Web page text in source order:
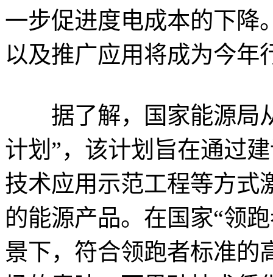
一步促进度电成本的下降
以及推广应用将成为今年
据了解，国家能源局
计划”，该计划旨在通过
技术应用示范工程等方式
的能源产品。在国家“领
景下，符合领跑者标准的